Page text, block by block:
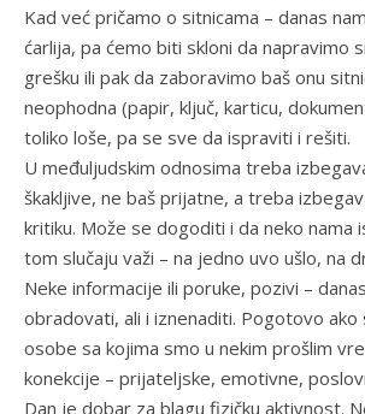
Kad već pričamo o sitnicama – danas
ćarlija, pa ćemo biti skloni da napravimo
grešku ili pak da zaboravimo baš onu
neophodna (papir, ključ, karticu,
toliko loše, pa se sve da ispraviti i rešiti.
U međuljudskim odnosima treba
škakljive, ne baš prijatne, a treba
kritiku. Može se dogoditi i da neko nama
tom slučaju važi – na jedno uvo ušlo, na
Neke informacije ili poruke, pozivi –
obradovati, ali i iznenaditi. Pogotovo
osobe sa kojima smo u nekim prošlim
konekcije – prijateljske, emotivne,
Dan je dobar za blagu fizičku aktivnost.